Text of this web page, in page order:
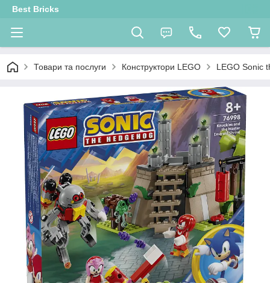
Best Bricks
Товари та послуги Конструктори LEGO LEGO Sonic